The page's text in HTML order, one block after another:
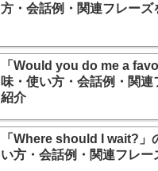
方・会話例・関連フレーズ
「Would you do me a
味・使い方・会話例・関連
紹介
「Where should I wait?」
い方・会話例・関連フレー